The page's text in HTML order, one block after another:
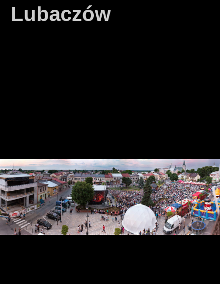
Lubaczów